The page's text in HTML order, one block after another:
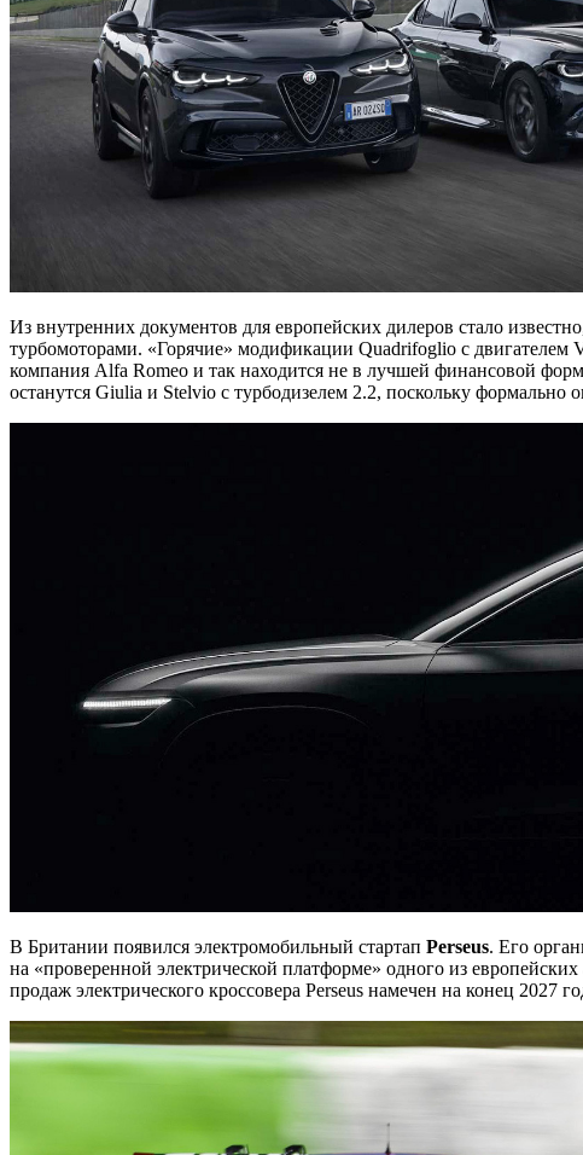
Из внутренних документов для европейских дилеров стало
турбомоторами. «Горячие» модификации Quadrifoglio с
компания Alfa Romeo и так находится не в лучшей финансовой
останутся Giulia и Stelvio с турбодизелем 2.2, поскольку
В Британии появился электромобильный стартап Perseus. Его
на «проверенной электрической платформе» одного из
продаж электрического кроссовера Perseus намечен на конец 2027